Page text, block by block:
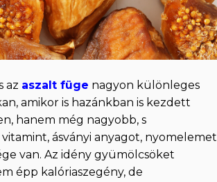
az aszalt füge nagyon különleges
amikor is hazánkban is kezdett
hanem még nagyobb, s
ásványi anyagot, nyomelemet
van. Az idény gyümölcsöket
épp kalóriaszegény, de